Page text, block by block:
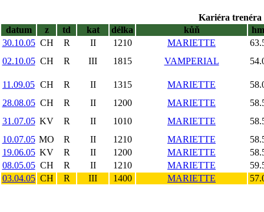
Kariéra trenéra
datum
z td kat délka kůň
hm
30.10.05 CH R II 1210 MARIETTE
02.10.05 CH R III 1815 VAMPERIAL
11.09.05 CH R II 1315 MARIETTE
28.08.05 CH R II 1200 MARIETTE
31.07.05 KV R II 1010 MARIETTE
10.07.05 MO R II 1210 MARIETTE
19.06.05 KV R II 1200 MARIETTE
08.05.05 CH R II 1210 MARIETTE
03.04.05 CH R III 1400 MARIETTE